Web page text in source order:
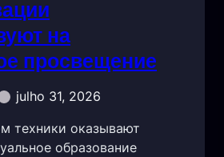
на
просвещение
julho 31, 2026
техники оказывают
образование